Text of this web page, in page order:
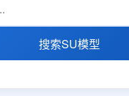
搜索SU模型